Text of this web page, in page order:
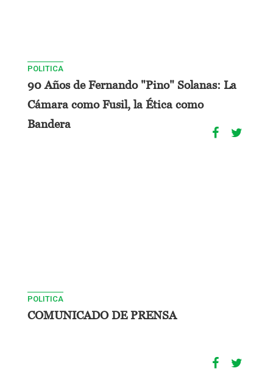
POLITICA
90 Años de Fernando "Pino" Solanas: La
Cámara como Fusil, la Ética como
Bandera
POLITICA
COMUNICADO DE PRENSA